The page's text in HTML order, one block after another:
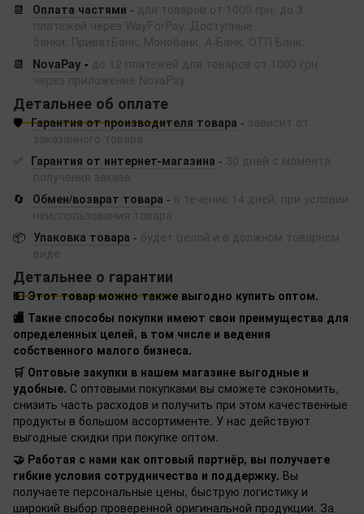
📆
Оплата частями - для товаров от 1000 грн, до 3
платежей через WayForPay. Доступные
банки: ПриватБанк, Монобанк, А-Банк, ОТП Банк.
📆
NovaPay - до 12 платежей для товаров от 1000 грн
через приложение NovaPay.
Детальнее об оплате
🛡️ Гарантия от производителя товара - зависит от
заказанного товара
✅ Гарантия от интернет-магазина - 30 дней с момента
получения заказа
🔄
Обмен/возврат товара - в течение 14 дней, при условии
неиспользования товара
📦 Упаковка товара - будет целой и в должном товарном
виде
Детальнее о гарантии
💵 Этот товар можно также выгодно купить оптом.
🏬 Такие способы покупки имеют свои преимущества для
определенных целей, в том числе и ведения
собственного малого бизнеса.
🛒 Оптовые закупки в нашем магазине выгодные и
удобные. С оптовыми покупками вы сможете сэкономить,
снизить часть расходов и получить при этом качественные
продукты в большом ассортименте. У нас действуют
выгодные скидки при покупке оптом.
🤝 Работая с нами как оптовый партнёр, вы получаете
гибкие условия сотрудничества и поддержку. Вы
получаете персональные цены, быструю логистику и
широкий выбор проверенной оригинальной продукции. За